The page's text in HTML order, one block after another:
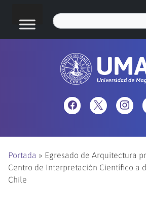
Portada » Egresado de Arquitectura
Centro de Interpretación Científico a
Chile